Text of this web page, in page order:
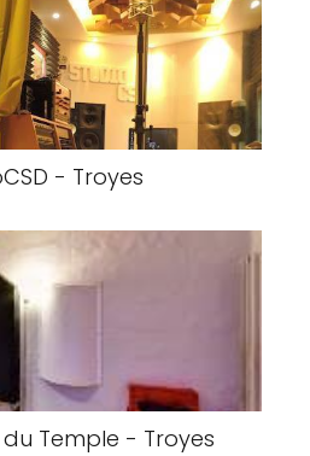
- Troyes
Temple - Troyes